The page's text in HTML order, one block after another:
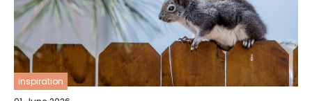
inspiration